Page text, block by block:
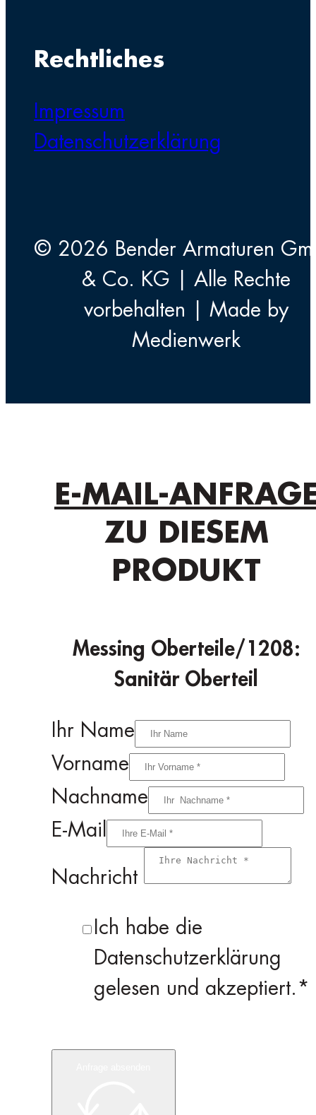
Rechtliches
Impressum
Datenschutzerklärung
© 2026 Bender Armaturen
& Co. KG | Alle Rechte
vorbehalten | Made by
Medienwerk
E-MAIL-
ZU DIESEM
PRODUKT
Messing Oberteile/1208:
Sanitär Oberteil
Ihr Name
Vorname
Nachname
E-Mail
Nachricht
Ich habe die
Datenschutzerklärung
gelesen und akzeptiert.*